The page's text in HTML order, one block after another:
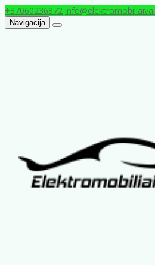
+37060236872
Navigacija